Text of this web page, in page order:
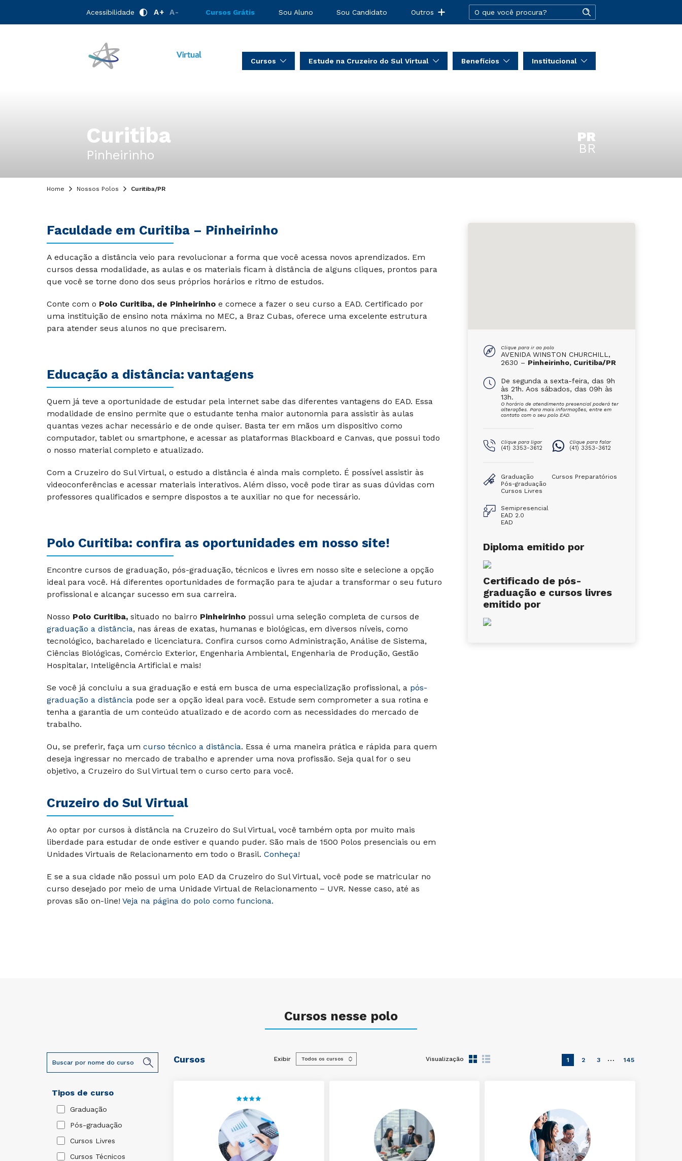
Acessibilidade A+ A- Cursos Grátis Sou Aluno Sou Candidato Outros
Cursos Estude na Cruzeiro do Sul Virtual Benefícios Institucional
Curitiba
Pinheirinho
PR
BR
Home Nossos Polos Curitiba/PR
Faculdade em Curitiba – Pinheirinho
A educação a distância veio para revolucionar a forma que você acessa novos aprendizados. Em
cursos dessa modalidade, as aulas e os materiais ficam à distância de alguns cliques, prontos para
que você se torne dono dos seus próprios horários e ritmo de estudos.
Conte com o Polo Curitiba, de Pinheirinho e comece a fazer o seu curso a EAD. Certificado por
uma instituição de ensino nota máxima no MEC, a Braz Cubas, oferece uma excelente estrutura
para atender seus alunos no que precisarem.
Educação a distância: vantagens
Quem já teve a oportunidade de estudar pela internet sabe das diferentes vantagens do EAD. Essa
modalidade de ensino permite que o estudante tenha maior autonomia para assistir às aulas
quantas vezes achar necessário e de onde quiser. Basta ter em mãos um dispositivo como
computador, tablet ou smartphone, e acessar as plataformas Blackboard e Canvas, que possui todo
o nosso material completo e atualizado.
Com a Cruzeiro do Sul Virtual, o estudo a distância é ainda mais completo. É possível assistir às
videoconferências e acessar materiais interativos. Além disso, você pode tirar as suas dúvidas com
professores qualificados e sempre dispostos a te auxiliar no que for necessário.
Polo Curitiba: confira as oportunidades em nosso site!
Encontre cursos de graduação, pós-graduação, técnicos e livres em nosso site e selecione a opção
ideal para você. Há diferentes oportunidades de formação para te ajudar a transformar o seu futuro
profissional e alcançar sucesso em sua carreira.
Nosso Polo Curitiba, situado no bairro Pinheirinho possui uma seleção completa de cursos de
graduação a distância, nas áreas de exatas, humanas e biológicas, em diversos níveis, como
tecnológico, bacharelado e licenciatura. Confira cursos como Administração, Análise de Sistema,
Ciências Biológicas, Comércio Exterior, Engenharia Ambiental, Engenharia de Produção, Gestão
Hospitalar, Inteligência Artificial e mais!
Se você já concluiu a sua graduação e está em busca de uma especialização profissional, a pós-
graduação a distância pode ser a opção ideal para você. Estude sem comprometer a sua rotina e
tenha a garantia de um conteúdo atualizado e de acordo com as necessidades do mercado de
trabalho.
Ou, se preferir, faça um curso técnico a distância. Essa é uma maneira prática e rápida para quem
deseja ingressar no mercado de trabalho e aprender uma nova profissão. Seja qual for o seu
objetivo, a Cruzeiro do Sul Virtual tem o curso certo para você.
Cruzeiro do Sul Virtual
Ao optar por cursos à distância na Cruzeiro do Sul Virtual, você também opta por muito mais
liberdade para estudar de onde estiver e quando puder. São mais de 1500 Polos presenciais ou em
Unidades Virtuais de Relacionamento em todo o Brasil. Conheça!
E se a sua cidade não possui um polo EAD da Cruzeiro do Sul Virtual, você pode se matricular no
curso desejado por meio de uma Unidade Virtual de Relacionamento – UVR. Nesse caso, até as
provas são on-line! Veja na página do polo como funciona.
Clique para ir ao polo
AVENIDA WINSTON CHURCHILL,
2630 – Pinheirinho, Curitiba/PR
De segunda a sexta-feira, das 9h
às 21h. Aos sábados, das 09h às
13h.
O horário de atendimento presencial poderá ter
alterações. Para mais informações, entre em
contato com o seu polo EAD.
Clique para ligar
(41) 3353-3612
Clique para falar
(41) 3353-3612
Graduação
Pós-graduação
Cursos Livres
Cursos Preparatórios
Semipresencial
EAD 2.0
EAD
Diploma emitido por
Certificado de pós-
graduação e cursos livres
emitido por
Cursos nesse polo
Tipos de curso
Graduação
Pós-graduação
Cursos Livres
Cursos Técnicos
Cursos Exibir Visualização 1 2 3 … 145